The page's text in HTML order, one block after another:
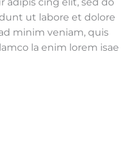
ut labore et dolore
minim veniam, quis
la enim lorem isae